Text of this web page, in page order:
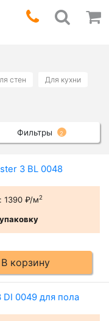
стен Для кухни
Фильтры 2
3 BL 0048
1390 ₽/м2
В корзину
DI 0049 для пола